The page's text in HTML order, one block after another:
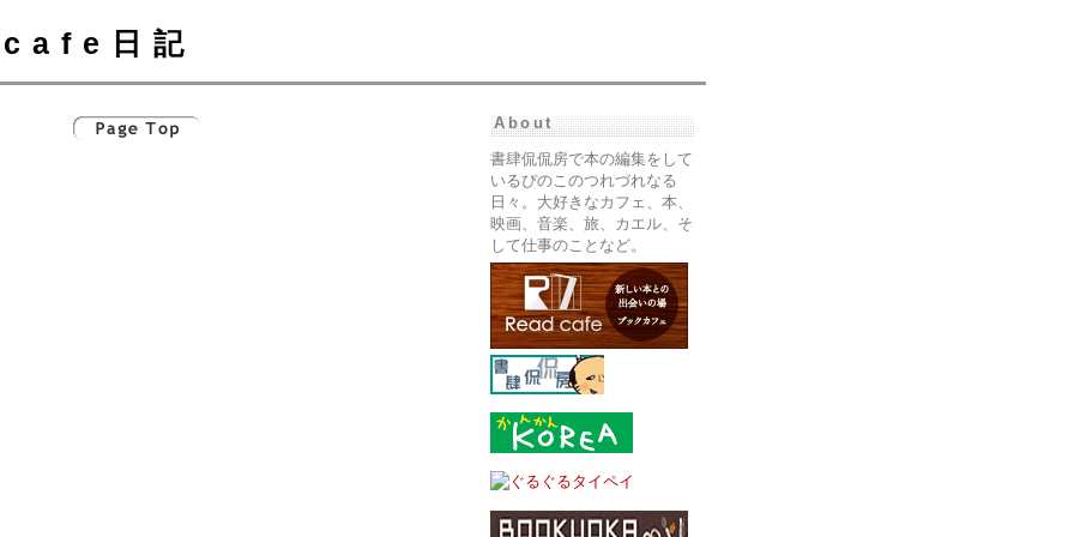
cafe日記
About
書肆侃侃房で本の編集をして
いるぴのこのつれづれなる
日々。大好きなカフェ、本、
映画、音楽、旅、カエル、そ
して仕事のことなど。